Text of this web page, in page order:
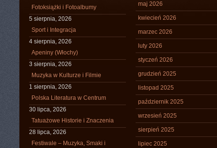
Fotoksiążki i Fotoalbumy
5 sierpnia, 2026
Sport i Integracja
4 sierpnia, 2026
Apeniny (Włochy)
3 sierpnia, 2026
Muzyka w Kulturze i Filmie
1 sierpnia, 2026
Polska Literatura w Centrum
30 lipca, 2026
Tatuażowe Historie i Znaczenia
28 lipca, 2026
Festiwale – Muzyka, Smaki i
maj 2026
kwiecień 2026
marzec 2026
luty 2026
styczeń 2026
grudzień 2025
listopad 2025
październik 2025
wrzesień 2025
sierpień 2025
lipiec 2025